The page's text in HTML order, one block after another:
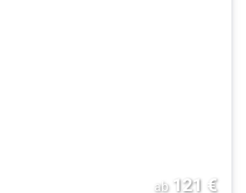
ab 121 €